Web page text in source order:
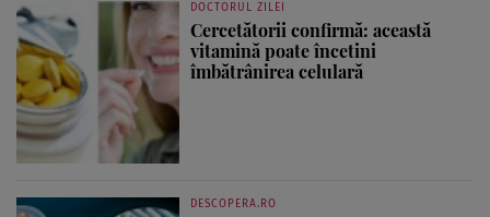
DOCTORUL ZILEI
Cercetătorii confirmă: această
vitamină poate încetini
îmbătrânirea celulară
DESCOPERA.RO